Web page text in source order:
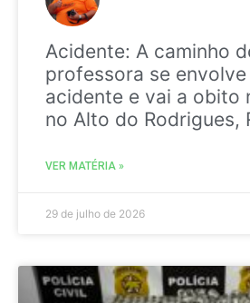
Acidente: A caminho
professora se envolve
acidente e vai a obito
no Alto do Rodrigues,
VER MATÉRIA »
29 de julho de 2026